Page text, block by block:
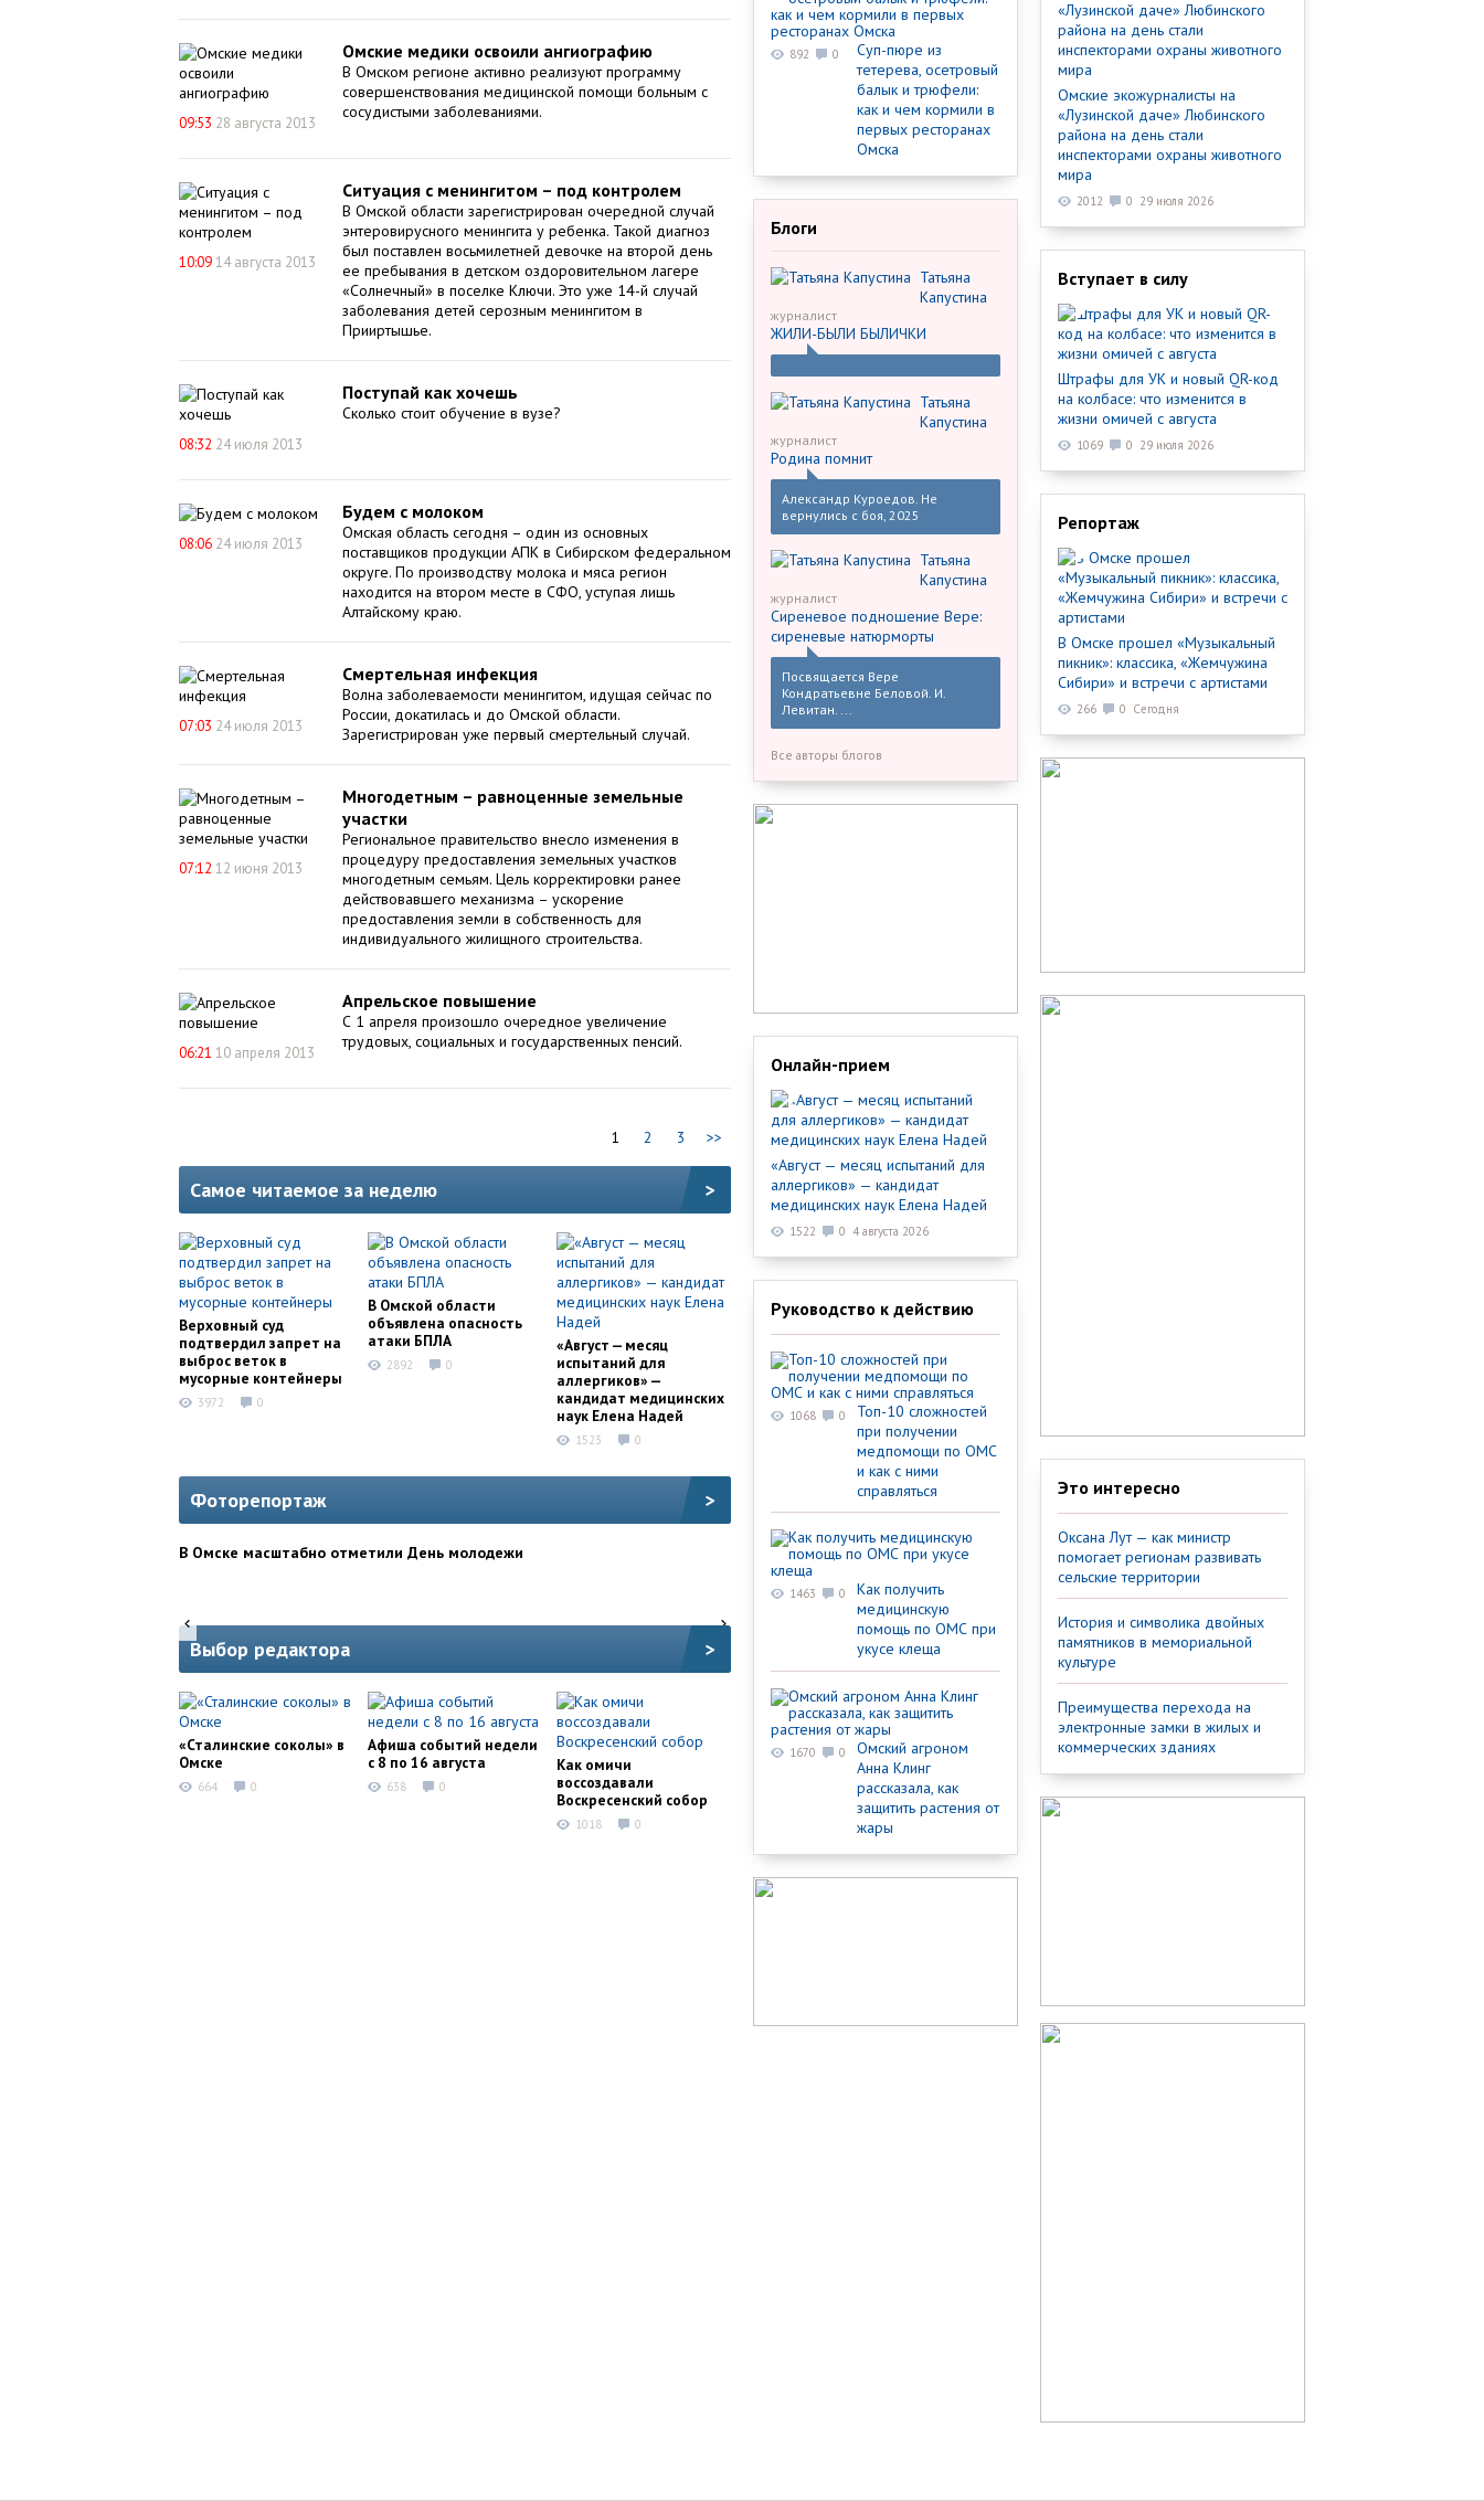
09:53 28 августа 2013
Омские медики освоили ангиографию
В Омском регионе активно реализуют программу
совершенствования медицинской помощи больным с
сосудистыми заболеваниями.
10:0914 августа 2013
Ситуация с менингитом – под контролем
В Омской области зарегистрирован очередной случай
энтеровирусного менингита у ребенка. Такой диагноз
был поставлен восьмилетней девочке на второй день
ее пребывания в детском оздоровительном лагере
«Солнечный» в поселке Ключи. Это уже 14-й случай
заболевания детей серозным менингитом в
Прииртышье.
08:32 24 июля 2013
Поступай как хочешь
Сколько стоит обучение в вузе?
08:06 24 июля 2013
Будем с молоком
Омская область сегодня – один из основных
поставщиков продукции АПК в Сибирском федеральном
округе. По производству молока и мяса регион
находится на втором месте в СФО, уступая лишь
Алтайскому краю.
07:03 24 июля 2013
Смертельная инфекция
Волна заболеваемости менингитом, идущая сейчас по
России, докатилась и до Омской области.
Зарегистрирован уже первый смертельный случай.
07:12 12 июня 2013
Многодетным – равноценные земельные
участки
Региональное правительство внесло изменения в
процедуру предоставления земельных участков
многодетным семьям. Цель корректировки ранее
действовавшего механизма – ускорение
предоставления земли в собственность для
индивидуального жилищного строительства.
06:21 10 апреля 2013
Апрельское повышение
С 1 апреля произошло очередное увеличение
трудовых, социальных и государственных пенсий.
1 2 3 >>
Самое читаемое за неделю >
Верховный суд
подтвердил запрет на
выброс веток в
мусорные контейнеры
3972 0
В Омской области
объявлена опасность
атаки БПЛА
2892 0
«Август — месяц
испытаний для
аллергиков» —
кандидат медицинских
наук Елена Надей
1523 0
Фоторепортаж >
В Омске масштабно отметили День молодежи
Выбор редактора >
«Сталинские соколы» в
Омске
664 0
Афиша событий недели
с 8 по 16 августа
638 0
Как омичи
воссоздавали
Воскресенский собор
1018 0
Суп-пюре из
тетерева, осетровый
балык и трюфели:
как и чем кормили в
первых ресторанах
Омска
892 0
Блоги
Татьяна
Капустина
журналист
ЖИЛИ-БЫЛИ БЫЛИЧКИ
Татьяна
Капустина
журналист
Родина помнит
Александр Куроедов. Не
вернулись с боя, 2025
Татьяна
Капустина
журналист
Сиреневое подношение Вере:
сиреневые натюрморты
Посвящается Вере
Кондратьевне Беловой. И.
Левитан. ...
Все авторы блогов
Онлайн-прием
«Август — месяц испытаний для
аллергиков» — кандидат
медицинских наук Елена Надей
1522 0 4 августа 2026
Руководство к действию
Топ-10 сложностей
при получении
медпомощи по ОМС
и как с ними
справляться
1068 0
Как получить
медицинскую
помощь по ОМС при
укусе клеща
1463 0
Омский агроном
Анна Клинг
рассказала, как
защитить растения от
жары
1670 0
Омские экожурналисты на
«Лузинской даче» Любинского
района на день стали
инспекторами охраны животного
мира
2012 0 29 июля 2026
Вступает в силу
Штрафы для УК и новый QR-код
на колбасе: что изменится в
жизни омичей с августа
1069 0 29 июля 2026
Репортаж
В Омске прошел «Музыкальный
пикник»: классика, «Жемчужина
Сибири» и встречи с артистами
266 0 Сегодня
Это интересно
Оксана Лут — как министр
помогает регионам развивать
сельские территории
История и символика двойных
памятников в мемориальной
культуре
Преимущества перехода на
электронные замки в жилых и
коммерческих зданиях